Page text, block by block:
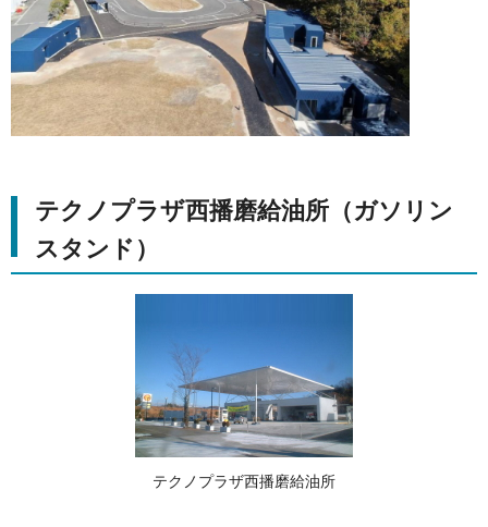
テクノプラザ西播磨給油所（ガソリン
スタンド）
テクノプラザ西播磨給油所